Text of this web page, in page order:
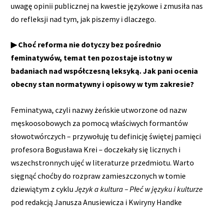
uwagę opinii publicznej na kwestie językowe i zmusiła nas
do refleksji nad tym, jak piszemy i dlaczego.
▶ Choć reforma nie dotyczy bez pośrednio
feminatywów, temat ten pozostaje istotny w
badaniach nad współczesną leksyką. Jak pani ocenia
obecny stan normatywny i opisowy w tym zakresie?
Feminatywa, czyli nazwy żeńskie utworzone od nazw
męskoosobowych za pomocą właściwych formantów
słowotwórczych – przywołuję tu definicję świętej pamięci
profesora Bogusława Krei – doczekały się licznych i
wszechstronnych ujęć w literaturze przedmiotu. Warto
sięgnąć choćby do rozpraw zamieszczonych w tomie
dziewiątym z cyklu Język a kultura – Płeć w języku i kulturze
pod redakcją Janusza Anusiewicza i Kwiryny Handke